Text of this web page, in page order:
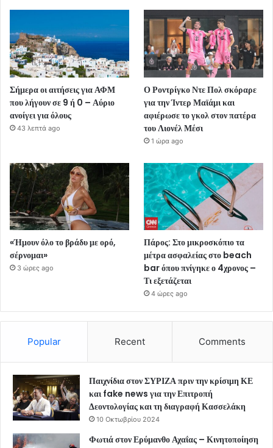
Σήμερα οι αιτήσεις για ΑΦΜ
που λήγουν σε 9 ή 0 – Αύριο
ανοίγει για όλους
43 λεπτά ago
Ο Ροντρίγκο Ντε Πολ σκόραρε
για την Ίντερ Μαϊάμι και
αφιέρωσε το γκολ στον πατέρα
του Λιονέλ Μέσι
1 ώρα ago
«Ήμουν όλο το βράδυ με ορό,
σέρνομαι»
3 ώρες ago
Πάρος: Στο μικροσκόπιο τα
μέτρα ασφαλείας στο beach
bar όπου πνίγηκε ο 4χρονος –
Τι εξετάζεται
4 ώρες ago
Popular Recent Comments
Παιχνίδια στον ΣΥΡΙΖΑ πριν την κρίσιμη ΚΕ
και fake news για την Επιτροπή
Δεοντολογίας και τη διαγραφή Κασσελάκη
10 Οκτωβρίου 2024
Φωτιά στον Ερύμανθο Αχαΐας – Κινητοποίηση